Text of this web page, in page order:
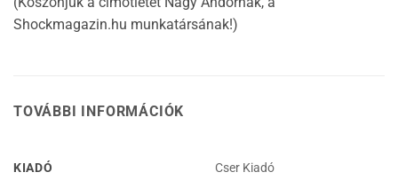
Shockmagazin.hu munkatársának!)
TOVÁBBI INFORMÁCIÓK
KIADÓ Cser Kiadó